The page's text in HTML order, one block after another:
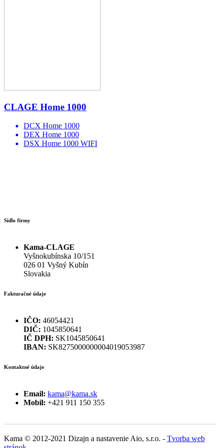
CLAGE Home 1000
DCX Home 1000
DEX Home 1000
DSX Home 1000 WIFI
Sídlo firmy
Kama-CLAGE
Vyšnokubínska 10/151
026 01 Vyšný Kubín
Slovakia
Fakturačné údaje
IČO: 46054421
DIČ: 1045850641
IČ DPH: SK1045850641
IBAN: SK8275000000004019053987
Kontaktné údaje
Email: kama@kama.sk
Mobil: +421 911 150 355
Kama © 2012-2021 Dizajn a nastavenie Aio, s.r.o. - Tvorba web